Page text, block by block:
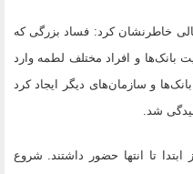
خاطرنشان کرد: فساد بزرگی که
بانک‌ها و افراد مختلف لطمه وارد
و سازمان‌های دیگر ایجاد کرد
شد.
در این پرونده 53 وکیل از ابتدا تا انتها حضور داشتند. شروع